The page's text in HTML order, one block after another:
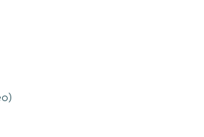
quando basta un video sullo
tranquilli? Sì, eccome. Come dimostra
agli adulti che sono accanto a
e 6 anni, la lettura sollecita
ed emozionali
dei più piccoli. Dopo una